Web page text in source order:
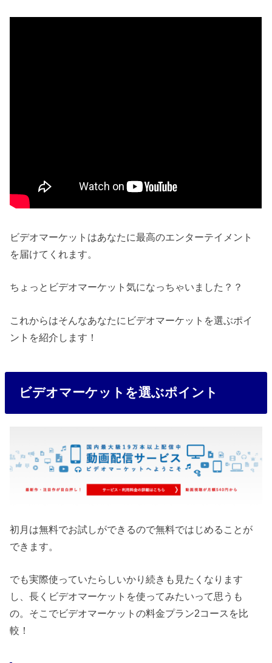
ビデオマーケットはあなたに最高のエンターテイメント
を届けてくれます。
ちょっとビデオマーケット気になっちゃいました？？
これからはそんなあなたにビデオマーケットを選ぶポイ
ントを紹介します！
ビデオマーケットを選ぶポイント
初月は無料でお試しができるので無料ではじめることが
できます。
でも実際使っていたらしいかり続きも見たくなります
し、長くビデオマーケットを使ってみたいって思うも
の。そこでビデオマーケットの料金プラン2コースを比
較！